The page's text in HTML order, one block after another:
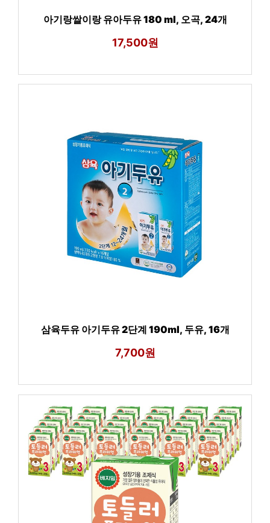
아기랑쌀이랑 유아두유 180 ml, 오곡, 24개
17,500원
삼육두유 아기두유 2단계 190ml, 두유, 16개
7,700원